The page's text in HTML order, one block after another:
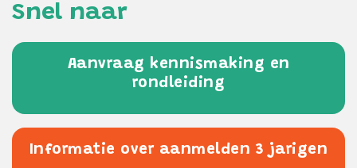
Snel naar
Aanvraag kennismaking en
rondleiding
Informatie over aanmelden 3 jarigen